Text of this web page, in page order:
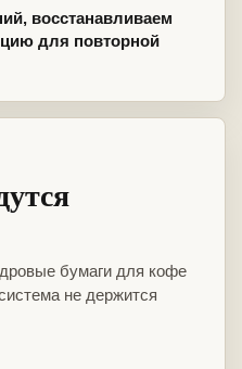
восстанавливаем
для повторной
бумаги для кофе
не держится